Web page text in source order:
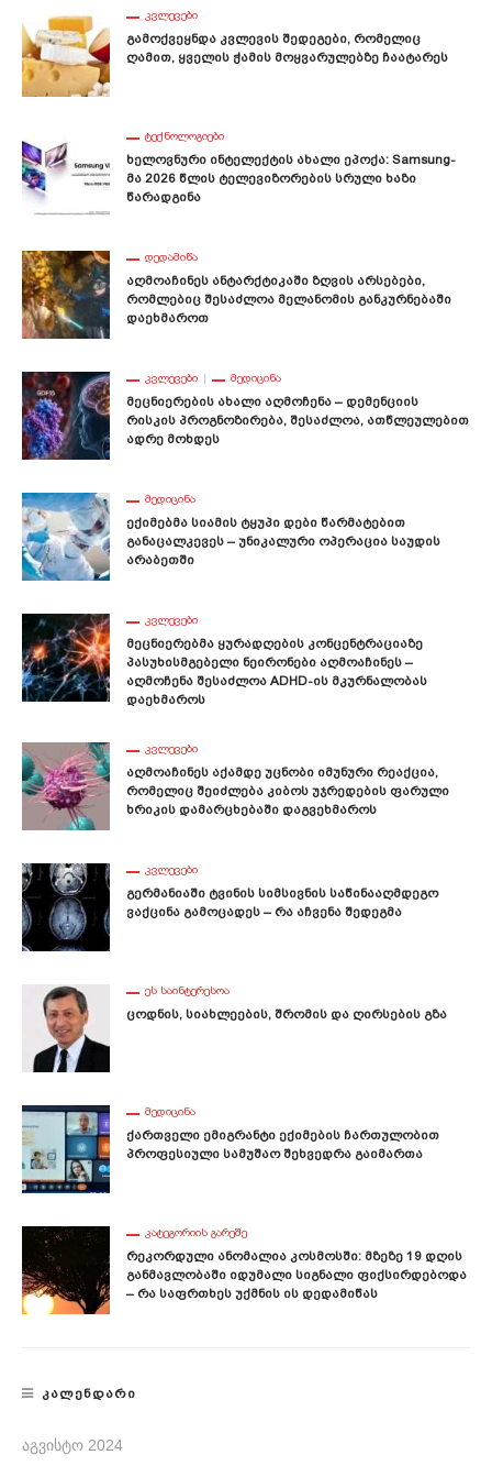
ᲙᲕᲚᲔᲕᲔᲑᲘ
Გამოქვეყნდა Კვლევის Შედეგები, Რომელიც
Ღამით, Ყველის Ჭამის Მოყვარულებზე Ჩაატარეს
ᲢᲔᲥᲜᲝᲚᲝᲒᲘᲔᲑᲘ
Ხელოვნური Ინტელექტის Ახალი Ეპოქა: Samsung-
Მა 2026 Წლის Ტელევიზორების Სრული Ხაზი
Წარადგინა
ᲓᲔᲓᲐᲛᲘᲬᲐ
Აღმოაჩინეს Ანტარქტიკაში Ზღვის Არსებები,
Რომლებიც Შესაძლოა Მელანომის Განკურნებაში
Დაეხმაროთ
ᲙᲕᲚᲔᲕᲔᲑᲘ ᲛᲔᲓᲘᲪᲘᲜᲐ
Მეცნიერების Ახალი Აღმოჩენა – Დემენციის
Რისკის Პროგნოზირება, Შესაძლოა, Ათწლეულებით
Ადრე Მოხდეს
ᲛᲔᲓᲘᲪᲘᲜᲐ
Ექიმებმა Სიამის Ტყუპი Დები Წარმატებით
Განაცალკევეს – Უნიკალური Ოპერაცია Საუდის
Არაბეთში
ᲙᲕᲚᲔᲕᲔᲑᲘ
Მეცნიერებმა Ყურადღების Კონცენტრაციაზე
Პასუხისმგებელი Ნეირონები Აღმოაჩინეს –
Აღმოჩენა Შესაძლოა ADHD-Ის Მკურნალობას
Დაეხმაროს
ᲙᲕᲚᲔᲕᲔᲑᲘ
Აღმოაჩინეს Აქამდე Უცნობი Იმუნური Რეაქცია,
Რომელიც Შეიძლება Კიბოს Უჯრედების Ფარული
Ხრიკის Დამარცხებაში Დაგვეხმაროს
ᲙᲕᲚᲔᲕᲔᲑᲘ
Გერმანიაში Ტვინის Სიმსივნის Საწინააღმდეგო
Ვაქცინა Გამოცადეს – Რა Აჩვენა Შედეგმა
ᲔᲡ ᲡᲐᲘᲜᲢᲔᲠᲔᲡᲝᲐ
Ცოდნის, Სიახლეების, Შრომის Და Ღირსების Გზა
ᲛᲔᲓᲘᲪᲘᲜᲐ
Ქართველი Ემიგრანტი Ექიმების Ჩართულობით
Პროფესიული Სამუშაო Შეხვედრა Გაიმართა
ᲙᲐᲢᲔᲒᲝᲠᲘᲘᲡ ᲒᲐᲠᲔᲨᲔ
Რეკორდული Ანომალია Კოსმოსში: Მზეზე 19 Დღის
Განმავლობაში Იდუმალი Სიგნალი Ფიქსირდებოდა
– Რა Საფრთხეს Უქმნის Ის Დედამიწას
ᲙᲐᲚᲔᲜᲓᲐᲠᲘ
ᲐᲒᲕᲘᲡᲢᲝ 2024